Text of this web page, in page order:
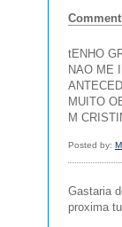
tENHO
NAO ME
MUITO
M
Posted by:
Gastaria
proxima